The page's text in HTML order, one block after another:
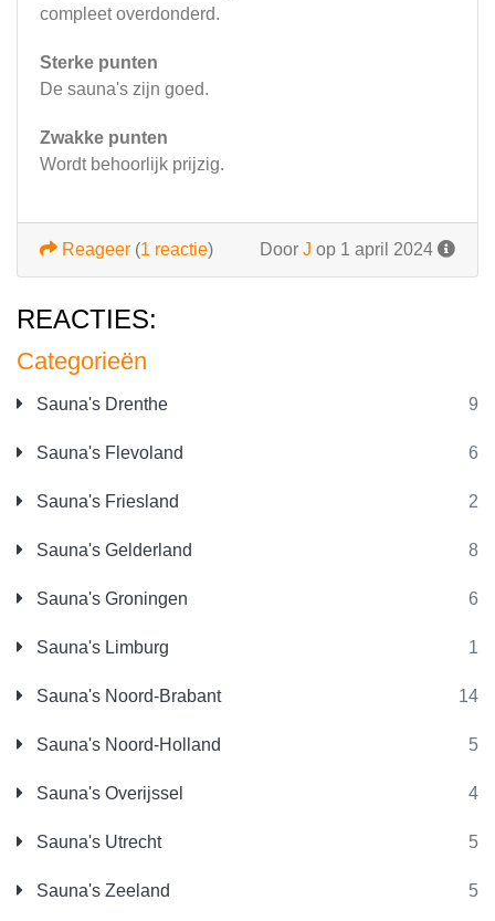
Categorieën
Sauna's Drenthe 9
Sauna's Flevoland 6
Sauna's Friesland 2
Sauna's Gelderland 8
Sauna's Groningen 6
Sauna's Limburg 1
Sauna's Noord-Brabant 14
Sauna's Noord-Holland 5
Sauna's Overijssel 4
Sauna's Utrecht 5
Sauna's Zeeland 5
compleet overdonderd.
Sterke punten
De sauna's zijn goed.
Zwakke punten
Wordt behoorlijk prijzig.
Door J op 1 april 2024
Reageer (1 reactie)
REACTIES: